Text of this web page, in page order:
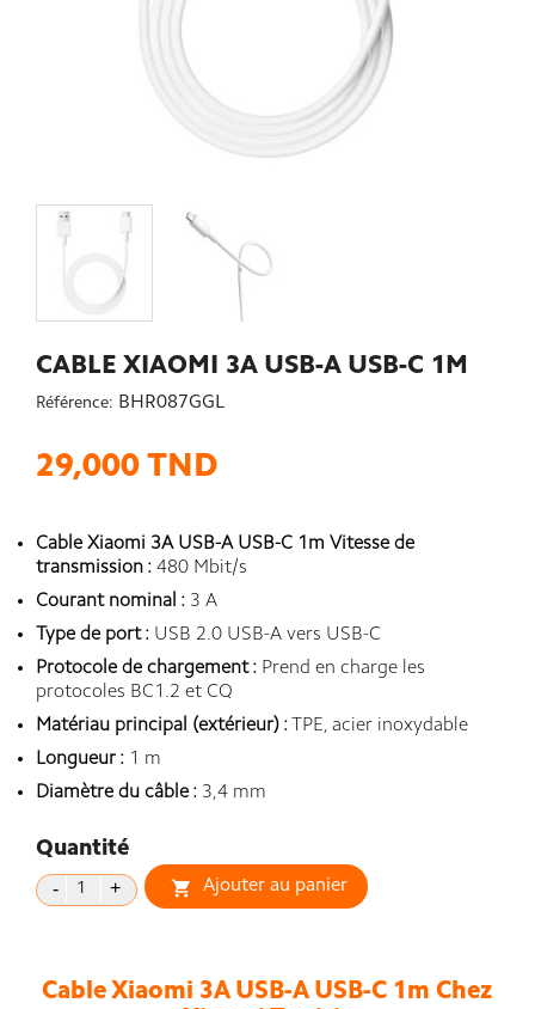
CABLE XIAOMI 3A USB-A USB-C 1M
Référence: BHR087GGL
29,000 TND
Cable Xiaomi 3A USB-A USB-C 1m Vitesse de
transmission : 480 Mbit/s
Courant nominal : 3 A
Type de port : USB 2.0 USB-A vers USB-C
Protocole de chargement : Prend en charge les
protocoles BC1.2 et CQ
Matériau principal (extérieur) : TPE, acier inoxydable
Longueur : 1 m
Diamètre du câble : 3,4 mm
Quantité
 Ajouter au panier
Cable Xiaomi 3A USB-A USB-C 1m Chez